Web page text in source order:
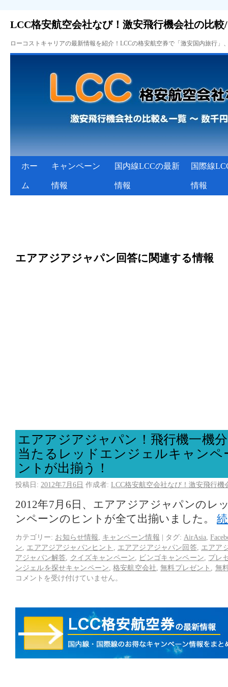
LCC格安航空会社なび！激安飛行機会社の比較
ローコストキャリアの最新情報を紹介！LCCの格安航空券で「激安国内旅行
ホー
ム
キャンペーン
情報
国内線LCCの最新
情報
国際線
情報
エアアジアジャパン回答に関連する情報
エアアジアジャパン！飛行機一機
当たるレッドエンジェルキャンペ
ントが出揃う！
投稿日: 2012年7月6日 作成者: LCC格安航空会社なび！激安飛行機
2012年7月6日、エアアジアジャパンのレ
ンペーンのヒントが全て出揃いました。
カテゴリー: お知らせ情報 キャンペーン情報 | タグ: AirAsia ,
ン
エアアジアジャパンヒント エアアジアジャパン回答, エアア
アジャパン解答
クイズキャンペーン ビンゴキャンペーン
プレ
ンジェルを探せキャンペーン ,格安航空会社 ,無料プレゼント
無
コメントを受け付けていません。